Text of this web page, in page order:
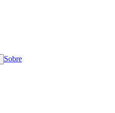
Sobre